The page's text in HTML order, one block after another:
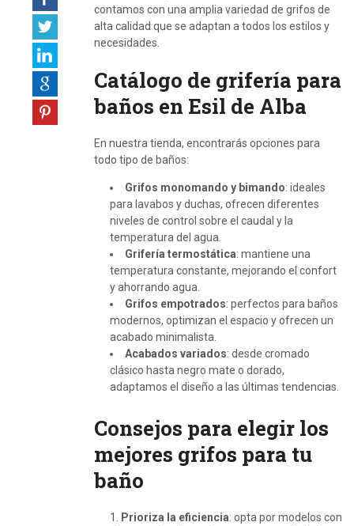
contamos con una amplia variedad de grifos de
alta calidad que se adaptan a todos los estilos y
necesidades.
Catálogo de grifería para
baños en Esil de Alba
En nuestra tienda, encontrarás opciones para
todo tipo de baños:
Grifos monomando y bimando: ideales
para lavabos y duchas, ofrecen diferentes
niveles de control sobre el caudal y la
temperatura del agua.
Grifería termostática: mantiene una
temperatura constante, mejorando el confort
y ahorrando agua.
Grifos empotrados: perfectos para baños
modernos, optimizan el espacio y ofrecen un
acabado minimalista.
Acabados variados: desde cromado
clásico hasta negro mate o dorado,
adaptamos el diseño a las últimas tendencias.
Consejos para elegir los
mejores grifos para tu
baño
Prioriza la eficiencia: opta por modelos con